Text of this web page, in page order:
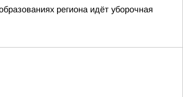
региона идёт уборочная